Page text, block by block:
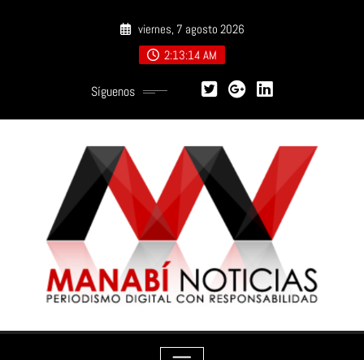
viernes, 7 agosto 2026
2:13:15 AM
Síguenos